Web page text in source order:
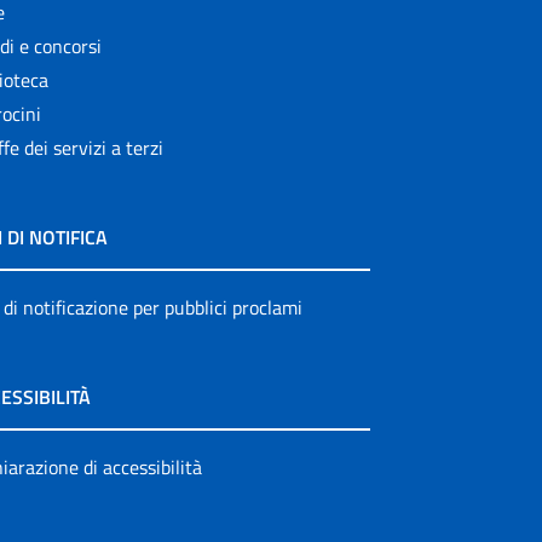
e concorsi
dei servizi a terzi
DI NOTIFICA
notificazione per pubblici proclami
di accessibilità